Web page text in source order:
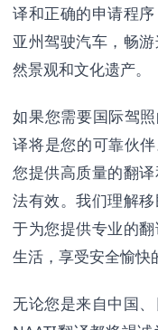
译和正确的申请程
亚州驾驶汽车，畅
然景观和文化遗产。
如果您需要国际驾
译将是您的可靠伙
您提供高质量的翻
法有效。我们理解
于为您提供专业的
生活，享受安全愉快
无论您是来自中国